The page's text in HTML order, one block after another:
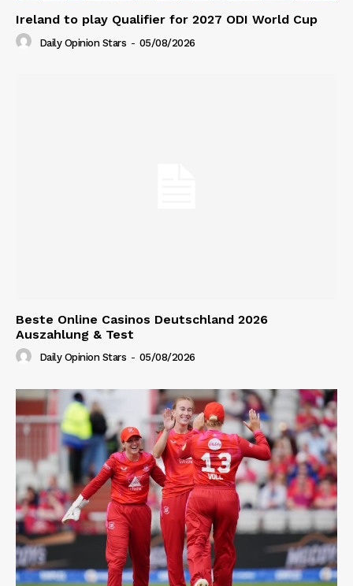
Ireland to play Qualifier for 2027 ODI World Cup
Daily Opinion Stars - 05/08/2026
Beste Online Casinos Deutschland 2026
Auszahlung & Test
Daily Opinion Stars - 05/08/2026